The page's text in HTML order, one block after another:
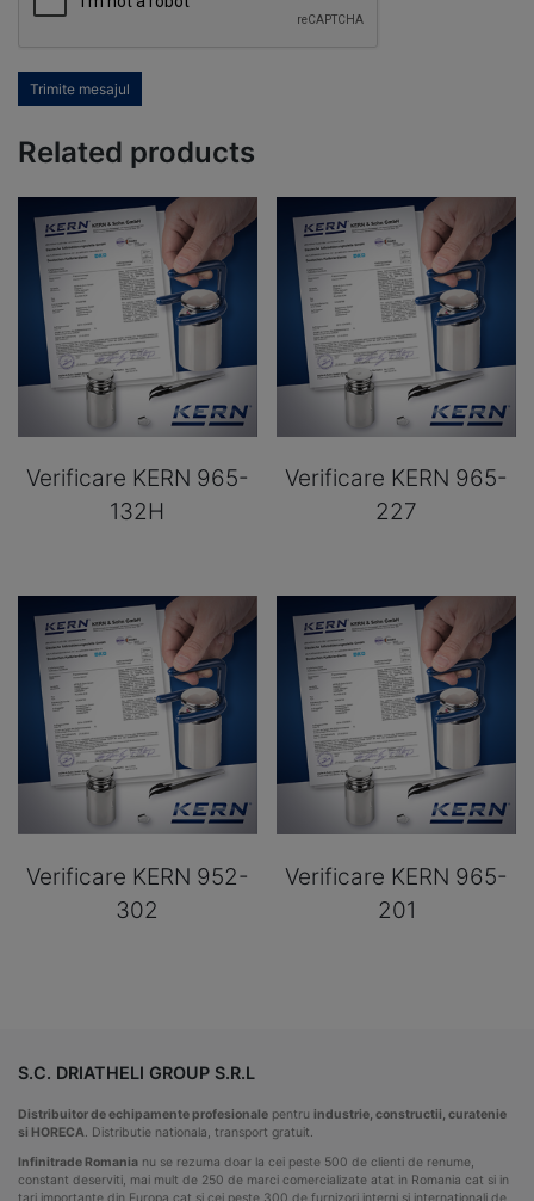
Trimite mesajul
Related products
Verificare KERN 965-
132H
Verificare KERN 965-
227
Verificare KERN 952-
302
Verificare KERN 965-
201
S.C. DRIATHELI GROUP S.R.L
Distribuitor de echipamente profesionale pentru industrie, constructii, curatenie
si HORECA. Distributie nationala, transport gratuit.
Infinitrade Romania nu se rezuma doar la cei peste 500 de clienti de renume,
constant deserviti, mai mult de 250 de marci comercializate atat in Romania cat si in